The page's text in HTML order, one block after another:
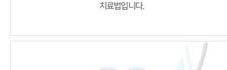
치료법입니다.